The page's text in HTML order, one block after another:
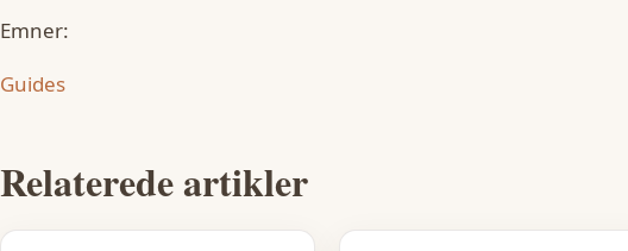
Emner:
Guides
Relaterede artikler